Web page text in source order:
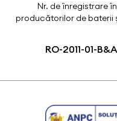
Nr. de înregistrare
producătorilor de baterii
RO-2011-01-